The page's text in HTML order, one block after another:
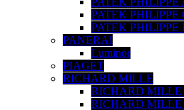
PATEK PHILIPPE
PATEK PHILIPPE
PANERAI
Luminor
PIAGET
RICHARD MILLE
RICHARD MILLE
RICHARD MILLE